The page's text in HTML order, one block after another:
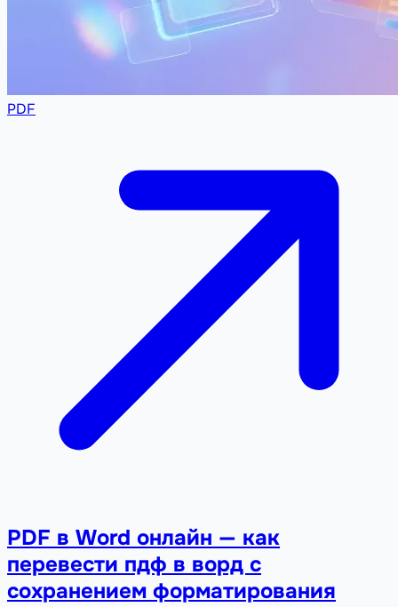
PDF
PDF в Word онлайн — как
перевести пдф в ворд с
сохранением форматирования